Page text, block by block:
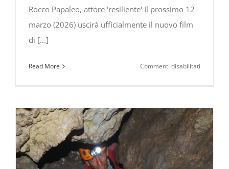
Rocco Papaleo, attore 'resiliente' Il prossimo 12
marzo (2026) uscirà ufficialmente il nuovo film
di [...]
Read More Commenti disabilitati
–
Il
nuovo
film
del